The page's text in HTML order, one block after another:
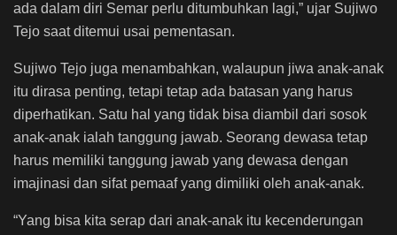
ada dalam diri Semar perlu ditumbuhkan lagi,” ujar Sujiwo
Tejo saat ditemui usai pementasan.
Sujiwo Tejo juga menambahkan, walaupun jiwa anak-anak
itu dirasa penting, tetapi tetap ada batasan yang harus
diperhatikan. Satu hal yang tidak bisa diambil dari sosok
anak-anak ialah tanggung jawab. Seorang dewasa tetap
harus memiliki tanggung jawab yang dewasa dengan
imajinasi dan sifat pemaaf yang dimiliki oleh anak-anak.
“Yang bisa kita serap dari anak-anak itu kecenderungan